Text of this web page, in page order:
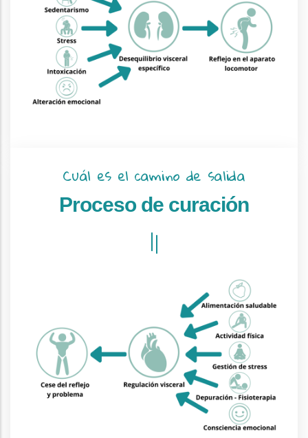
Cuál es el camino de salida
Proceso de curación